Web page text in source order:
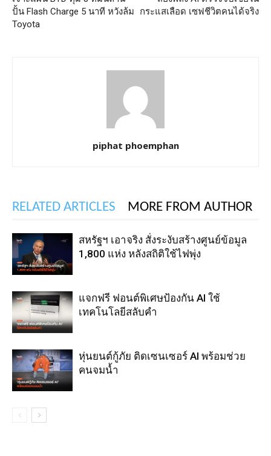
ปั้น Flash Charge 5 นาที หวังล้ม
Toyota
กระแสเลือด เซฟชีวิตคนได้จริง
piphat phoemphan
RELATED ARTICLES MORE FROM AUTHOR
สหรัฐฯ เอาจริง สั่งระงับสร้างศูนย์ข้อมูล
1,800 แห่ง หลังสถิติใช้ไฟพุ่ง
แจกฟรี ฟอนต์พิเศษป้องกัน AI ใช้
เทคโนโลยีสลับคำ
หุ่นยนต์กู้ภัย ติดเซนเซอร์ AI พร้อมช่วย
คนจมน้ำ